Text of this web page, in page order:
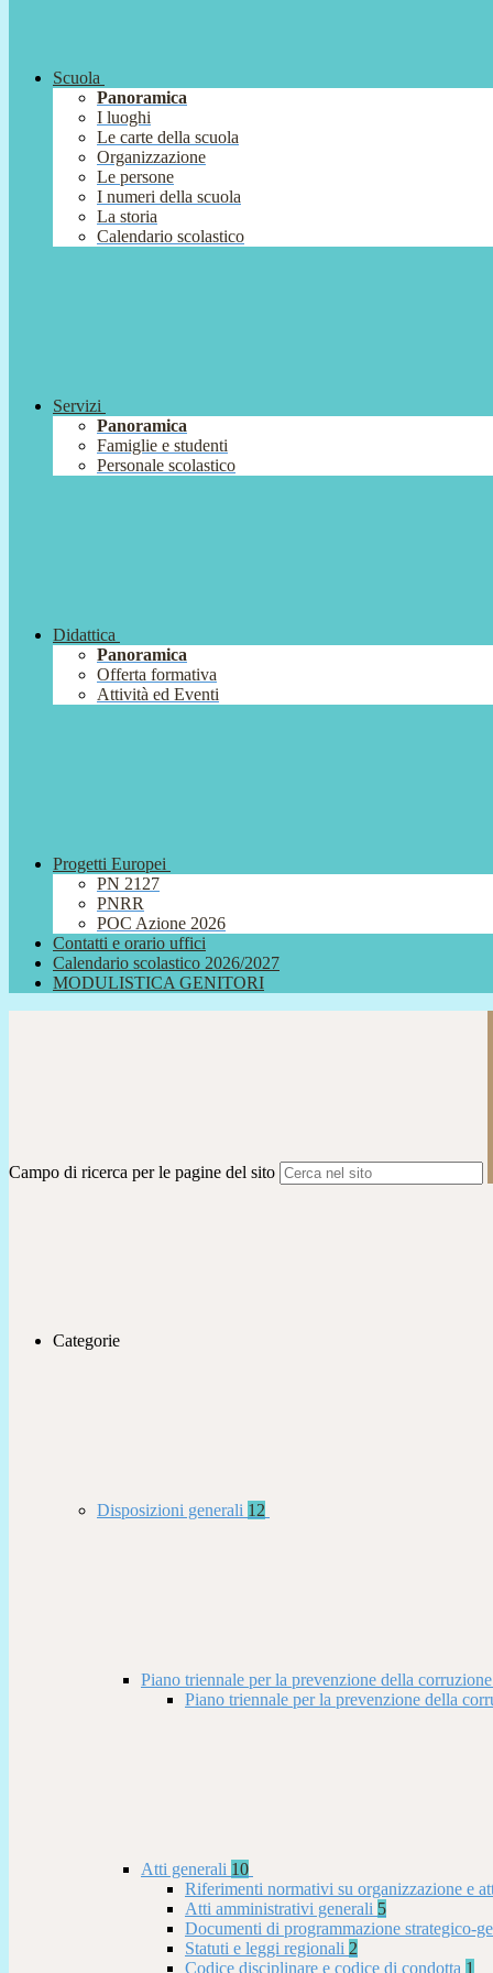
Scuola
Panoramica
I luoghi
Le carte della scuola
Organizzazione
Le persone
I numeri della scuola
La storia
Calendario scolastico
Servizi
Panoramica
Famiglie e studenti
Personale scolastico
Didattica
Panoramica
Offerta formativa
Attività ed Eventi
Progetti Europei
PN 2127
PNRR
POC Azione 2026
Contatti e orario uffici
Calendario scolastico 2026/2027
MODULISTICA GENITORI
Campo di ricerca per le pagine del sito
Categorie
Disposizioni generali 12
Piano triennale per la prevenzione della
Piano triennale per la prevenzione della
Atti generali 10
Riferimenti normativi su organizzazione e
Atti amministrativi generali 5
Documenti di programmazione strategico-
Statuti e leggi regionali 2
Codice disciplinare e codice di condotta 1